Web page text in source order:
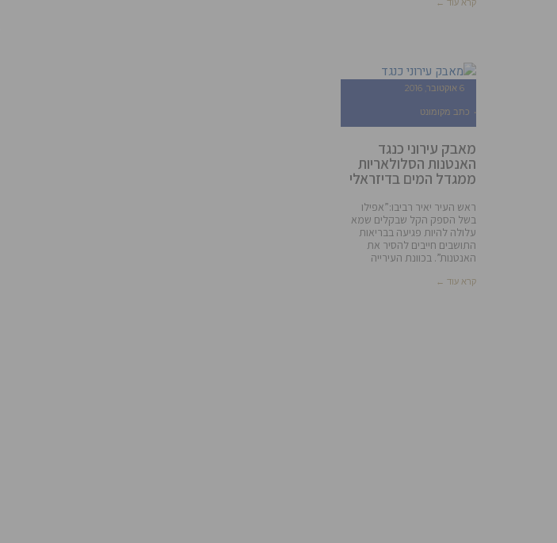
6 אוקטובר, 2016
כתב מקומונט
מאבק עירוני כנגד
האנטנות הסלולאריות
ממגדל המים בדיזראלי
ראש העיר יאיר רביבו:”אפילו
בשל הספק הקל שבקלים שמא
עלולה להיות פגיעה בבריאות
התושבים חייבים להסיר את
האנטנות”. בכוונת העירייה
קרא עוד ←